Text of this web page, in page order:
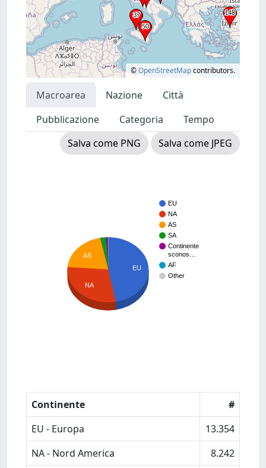
©OpenStreetMapcontributors.
Macroarea Nazione
Città
Pubblicazione
Categoria
Tempo
Salva come PNG
Salva come JPEG
EU
NA
AS
SA
Continente
sconos…
AF
Other
EU
AS
NA
Continente
#
EU - Europa
13.354
NA - Nord America
8.242